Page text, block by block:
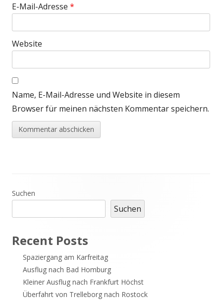
E-Mail-Adresse *
Website
Name, E-Mail-Adresse und Website in diesem
Browser für meinen nächsten Kommentar speichern.
Haupt-
Seitenleiste
Suchen
Suchen
Recent Posts
Spaziergang am Karfreitag
Ausflug nach Bad Homburg
Kleiner Ausflug nach Frankfurt Höchst
Überfahrt von Trelleborg nach Rostock